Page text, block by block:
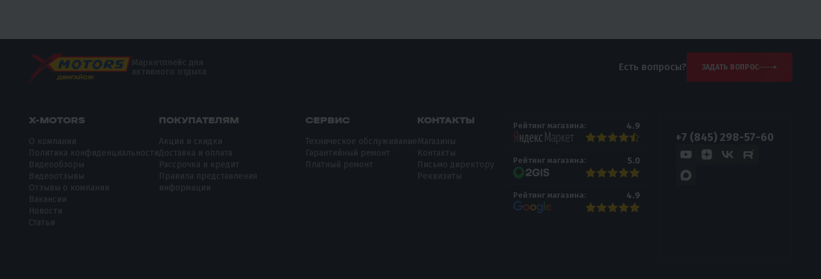
Есть вопросы? ЗАДАТЬ ВОПРОС
X-MOTORS
О компании
Политика конфиденциальности
Видеообзоры
Видеоотзывы
Отзывы о компании
Вакансии
Новости
Статьи
ПОКУПАТЕЛЯМ
Акции и скидки
Доставка и оплата
Рассрочка и кредит
Правила представления
информации
СЕРВИС
Техническое обслуживание
Гарантийный ремонт
Платный ремонт
КОНТАКТЫ
Магазины
Контакты
Письмо директору
Реквизиты
Рейтинг магазина: 4.9
Рейтинг магазина: 5.0
Рейтинг магазина: 4.9
+7 (845) 298-57-60